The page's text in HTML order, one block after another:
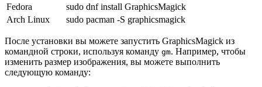
Fedora
sudo dnf install GraphicsMagick
Arch Linux
sudo pacman -S graphicsmagick
После установки вы можете запустить GraphicsMagick из
командной строки, используя команду gm. Например, чтобы
изменить размер изображения, вы можете выполнить
следующую команду: